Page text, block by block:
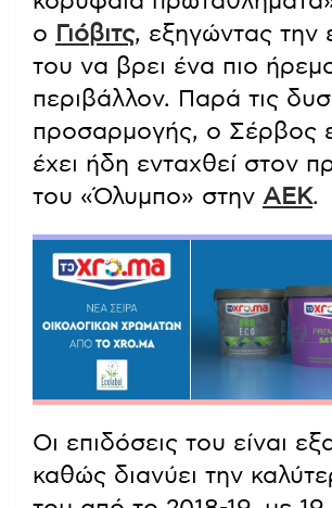
ο Γιόβιτς, εξηγώντας την
του να βρει ένα πιο
περιβάλλον. Παρά τις
προσαρμογής, ο Σέρβος
έχει ήδη ενταχθεί στον
του «Όλυμπο» στην ΑΕΚ.
Οι επιδόσεις του είναι
καθώς διανύει την